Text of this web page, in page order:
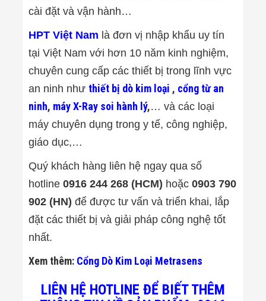
Màn Hình LED
Thiết Bị Chống
Ghi Âm
Máy X-Ray
Thực Phẩm
Máy Dò Kim
Loại Công
Thiết Bị Công
Căng - Sức
Nén
Máy Kiểm Tra
Khuyết Tật
Tử
Súng Bắn
cài đặt và vận hành…
HPT Việt Nam là đơn vị nhập khẩu uy tín
tại Việt Nam với hơn 10 năm kinh nghiệm,
chuyên cung cấp các thiết bị trong lĩnh vực
an ninh nhưthiết bị dò kim loại , cổng từ an
ninh, máy X-Ray soi hành lý,… và các loại
máy chuyên dụng trong y tế, công nghiệp,
giáo dục,…
Quý khách hàng liên hệ ngay qua số
hotline0916 244 268 (HCM) hoặc 0903 790
902 (HN)để được tư vấn và triển khai, lắp
đặt các thiết bị và giải pháp công nghệ tốt
nhất.
Xem thêm: Cổng Dò Kim Loại Metrasens
LIÊN HỆ HOTLINE ĐỂ BIẾT THÊM